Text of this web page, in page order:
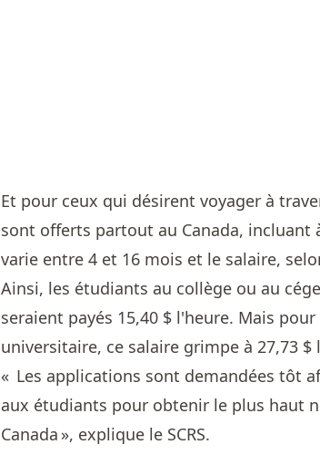
Et pour ceux qui désirent voyager à
sont offerts partout au Canada, incluant
varie entre 4 et 16 mois et le salaire,
Ainsi, les étudiants au collège ou au
seraient payés 15,40 $ l'heure. Mais
universitaire, ce salaire grimpe à 27,73 $
« Les applications sont demandées tôt
aux étudiants pour obtenir le plus haut
Canada », explique le SCRS.